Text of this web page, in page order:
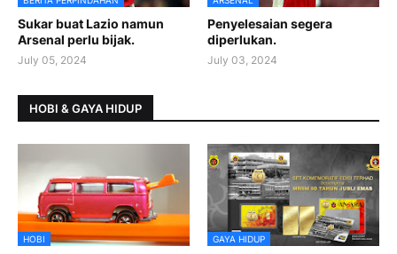
Sukar buat Lazio namun
Arsenal perlu bijak.
July 05, 2024
Penyelesaian segera
diperlukan.
July 03, 2024
HOBI & GAYA HIDUP
HOBI GAYA HIDUP